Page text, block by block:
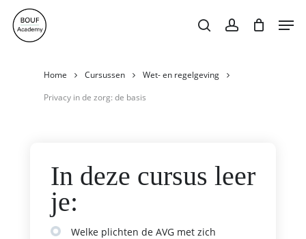
Skip
searchaccount
Close
Home Cursussen
Wet- en regelgeving
Privacy in de zorg: de basis
In deze cursus leer
je:
Welke plichten de AVG met zich